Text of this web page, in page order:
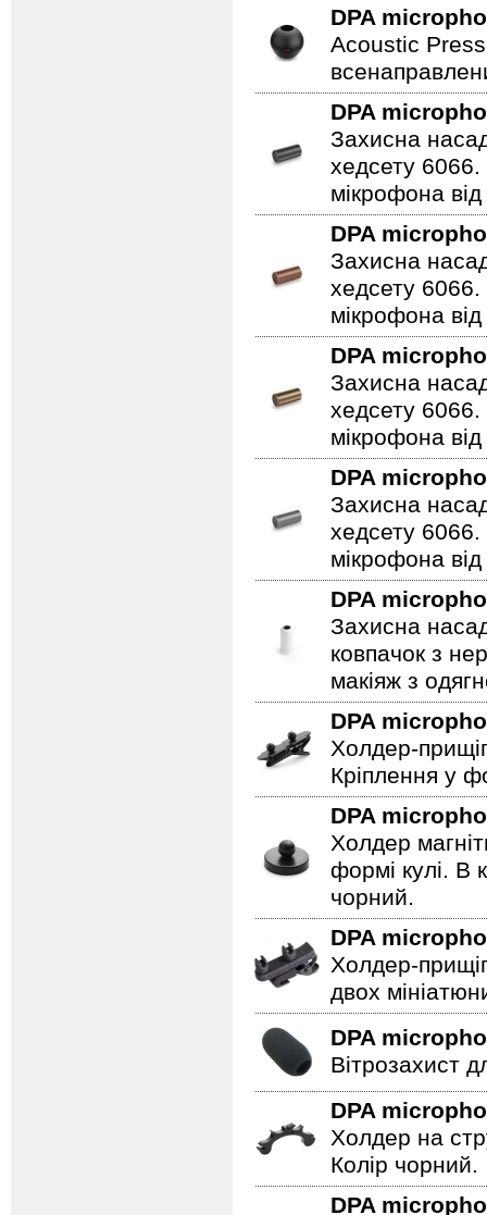
DPA
Acoustic
DPA
Захисна
хедсету 6066.
мікрофона
DPA
Захисна
хедсету 6066.
мікрофона
DPA
Захисна
хедсету 6066.
мікрофона
DPA
Захисна
хедсету 6066.
мікрофона
DPA
Захисна
ковпачок з
макіяж з
DPA
Холдер-
Кріплення у
DPA
Холдер
формі кулі. В
чорний.
DPA
Холдер-
двох
DPA
Вітрозахист
DPA
Холдер на
Колір чорний.
DPA